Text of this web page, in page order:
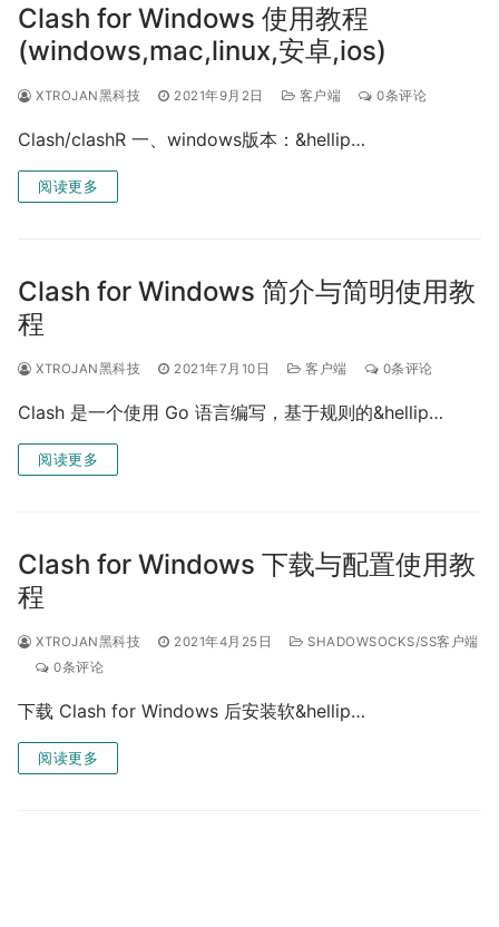
Clash for Windows 使用教程
(windows,mac,linux,安卓,ios)
XTROJAN黑科技 2021年9月2日 客户端 0条评论
Clash/clashR 一、windows版本：&hellip…
阅读更多
Clash for Windows 简介与简明使用教
程
XTROJAN黑科技 2021年7月10日 客户端 0条评论
Clash 是一个使用 Go 语言编写，基于规则的&hellip…
阅读更多
Clash for Windows 下载与配置使用教
程
XTROJAN黑科技 2021年4月25日
SHADOWSOCKS/SS客户端
0条评论
下载 Clash for Windows 后安装软&hellip…
阅读更多